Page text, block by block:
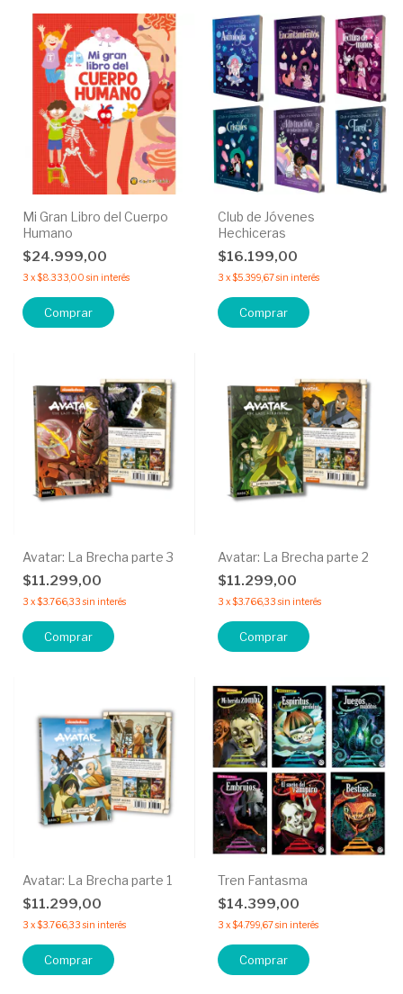
Mi Gran Libro del Cuerpo
Humano
$24.999,00
3 x$8.333,00 sin interés
Club de Jóvenes
Hechiceras
$16.199,00
3 x$5.399,67sin interés
Comprar
Avatar: La Brecha parte 3
$11.299,00
3 x$3.766,33 sin interés
Avatar: La Brecha parte 2
$11.299,00
3 x$3.766,33 sin interés
Avatar: La Brecha parte 1
$11.299,00
3 x$3.766,33 sin interés
Tren Fantasma
$14.399,00
3 x$4.799,67sin interés
Comprar